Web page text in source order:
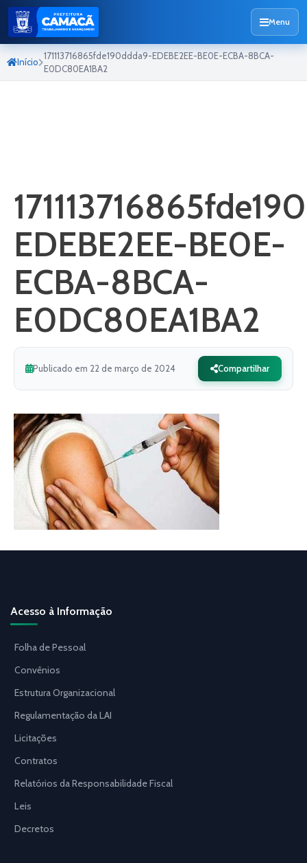
Menu
Início
171113716865fde190ddda9-EDEBE2EE-BE0E-ECBA-8BCA-
E0DC80EA1BA2
EDEBE2EE-BE0E-
ECBA-8BCA-
E0DC80EA1BA2
Publicado em 22 de março de 2024 Compartilhar
Acesso à Informação
Folha de Pessoal
Convênios
Estrutura Organizacional
Regulamentação da LAI
Licitações
Contratos
Relatórios da Responsabilidade Fiscal
Leis
Decretos